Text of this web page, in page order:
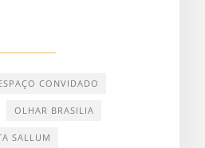
CONVIDADO
OLHAR BRASILIA
SALLUM